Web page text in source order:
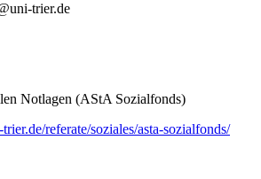
trier.de
Notlagen (AStA Sozialfonds)
referate/soziales/asta-sozialfonds/